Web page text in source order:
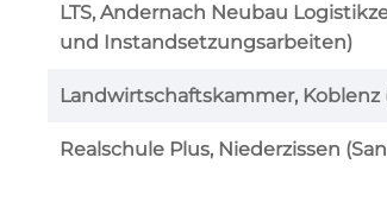
LTS, Andernach Neubau
und Instandsetzungsarbeiten)
Landwirtschaftskammer,
Realschule Plus, Niederzissen